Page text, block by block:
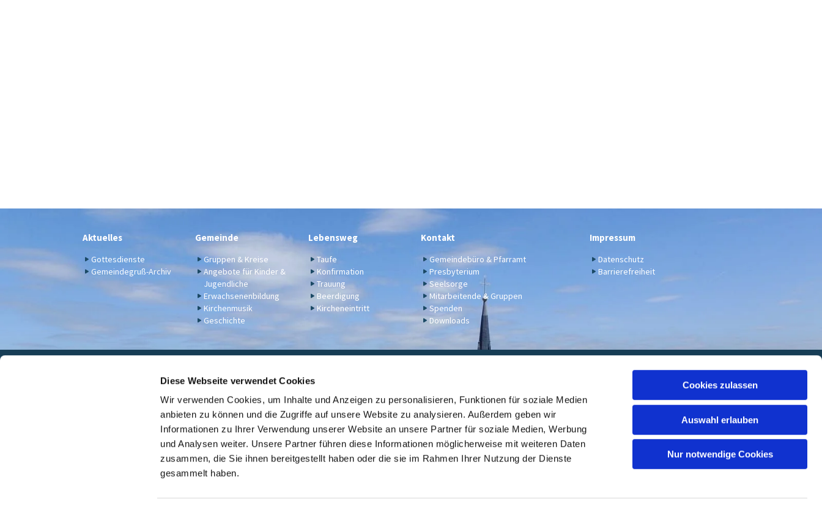
Diese Webseite verwendet Cookies
Wir verwenden Cookies, um Inhalte und Anzeigen zu personalisieren, Funktionen für soziale Medien
anbieten zu können und die Zugriffe auf unsere Website zu analysieren. Außerdem geben wir
Informationen zu Ihrer Verwendung unserer Website an unsere Partner für soziale Medien, Werbung
und Analysen weiter. Unsere Partner führen diese Informationen möglicherweise mit weiteren Daten
zusammen, die Sie ihnen bereitgestellt haben oder die sie im Rahmen Ihrer Nutzung der Dienste
gesammelt haben.
Cookies zulassen
Auswahl erlauben
Nur notwendige Cookies
Aktuelles
Gottesdienste
Gemeindegruß-Archiv
Gemeinde
Gruppen & Kreise
Angebote für Kinder &
Jugendliche
Erwachsenenbildung
Kirchenmusik
Geschichte
Lebensweg
Taufe
Konfirmation
Trauung
Beerdigung
Kircheneintritt
Kontakt
Gemeindebüro & Pfarramt
Presbyterium
Seelsorge
Mitarbeitende & Gruppen
Spenden
Downloads
Impressum
Datenschutz
Barrierefreiheit
Für Spenden u. a. - Bankverbindung: KD Bank (Bank für Kirche und Diakonie), IBAN: DE14 3506 0190 6531 7000 05, BIC: GENODED1DKD
Kontaktinformationenev. Kirche Engers
Link zur Übersicht der evangelischen Kirchengemeinden der Stadt Neuwied